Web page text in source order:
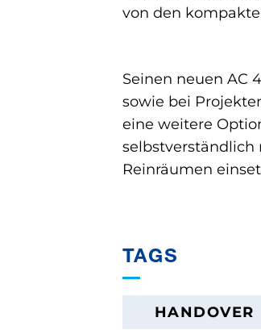
von den
Seinen neuen AC
sowie bei
eine weitere
selbstverständlich
Reinräumen
TAGS
HANDOVER